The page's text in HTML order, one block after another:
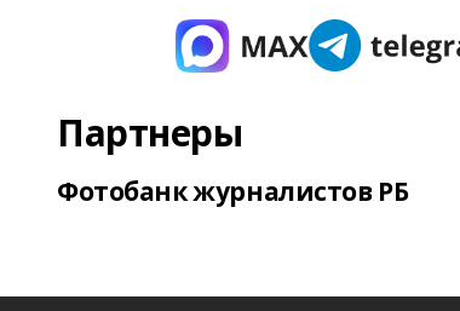
Партнеры
Фотобанк журналистов РБ